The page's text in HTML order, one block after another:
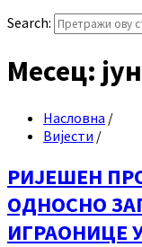
Search:
Месец:
Насловна /
Вијести /
РИЈЕШЕН
ОДНОСНО
ИГРАОНИЦЕ